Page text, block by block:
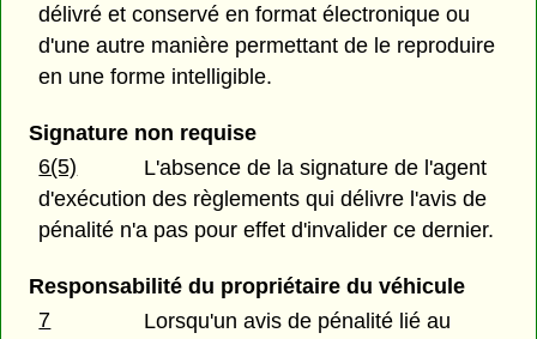
délivré et conservé en format électronique ou
d'une autre manière permettant de le reproduire
en une forme intelligible.
Signature non requise
6(5)
L'absence de la signature de l'agent
d'exécution des règlements qui délivre l'avis de
pénalité n'a pas pour effet d'invalider ce dernier.
Responsabilité du propriétaire du véhicule
7
Lorsqu'un avis de pénalité lié au